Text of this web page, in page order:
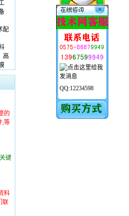
QQ:12234598
配
高
的
,等
键
料
联